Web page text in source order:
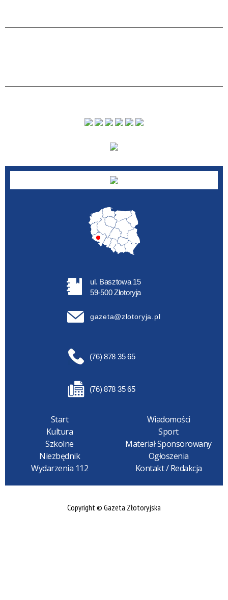
ul. Basztowa 15
59-500 Złotoryja
gazeta@zlotoryja.pl
(76) 878 35 65
(76) 878 35 65
Start
Wiadomości
Kultura
Sport
Szkolne
Materiał Sponsorowany
Niezbędnik
Ogłoszenia
Wydarzenia 112
Kontakt / Redakcja
Copyright © Gazeta Złotoryjska